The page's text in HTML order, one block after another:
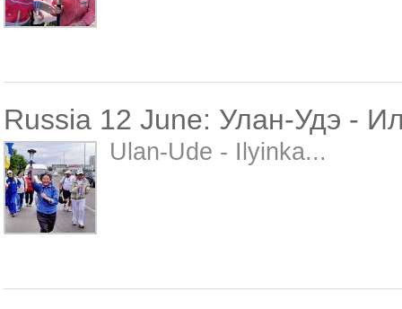
Russia 12 June: Улан-Удэ -
Ulan-Ude - Ilyinka...